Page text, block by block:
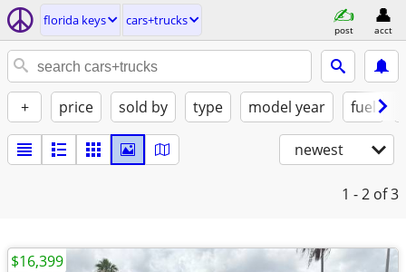
florida keys cars+trucks
post acct
+ price sold by type model year fuel
newest
1 - 2 of 3
$16,399